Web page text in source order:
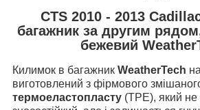
CTS 2010 - 2013
багажник за другим
бежевий
Килимок в багажник WeatherTech
виготовлений з фірмового
термоеластопласту (TPE), який не